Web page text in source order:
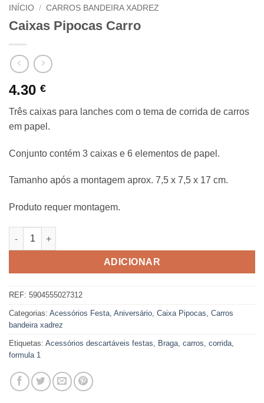
INÍCIO / CARROS BANDEIRA XADREZ
Caixas Pipocas Carro
4.30 €
Três caixas para lanches com o tema de corrida de carros
em papel.
Conjunto contém 3 caixas e 6 elementos de papel.
Tamanho após a montagem aprox. 7,5 x 7,5 x 17 cm.
Produto requer montagem.
Quantidade de Caixas Pipocas Carro
ADICIONAR
REF: 5904555027312
Categorias: Acessórios Festa Aniversário Caixa Pipocas Carros
bandeira xadrez
Etiquetas: Acessórios descartáveis festas Braga carros corrida
formula 1